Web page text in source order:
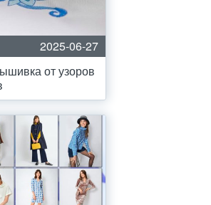
2025-06-27
от узоров